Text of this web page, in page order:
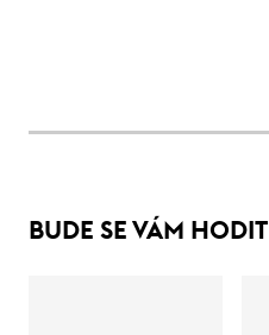
BUDE SE VÁM HODIT